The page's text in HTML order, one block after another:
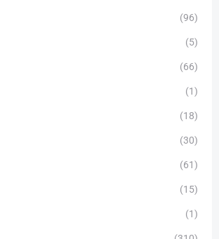
(96)
(5)
(66)
(1)
(18)
(30)
(61)
(15)
(1)